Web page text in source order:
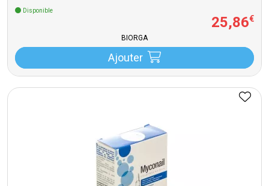
Disponible
25,86€
BIORGA
Ajouter